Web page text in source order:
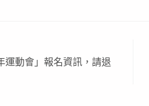
運動會」報名資訊，請退